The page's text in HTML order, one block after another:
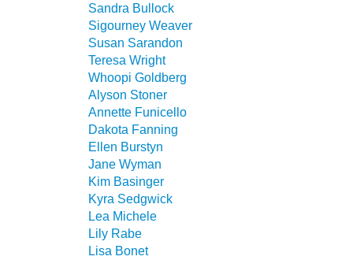
Sandra Bullock
Sigourney Weaver
Susan Sarandon
Teresa Wright
Whoopi Goldberg
Alyson Stoner
Annette Funicello
Dakota Fanning
Ellen Burstyn
Jane Wyman
Kim Basinger
Kyra Sedgwick
Lea Michele
Lily Rabe
Lisa Bonet